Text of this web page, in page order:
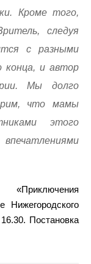
Кроме того,
следуя
с разными
и автор
Мы долго
что мамы
этого
Нижегородского
Постановка